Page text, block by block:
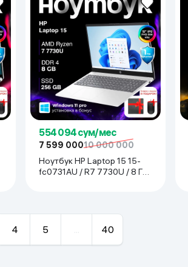
554 094 сум/мес
7 599 00010 000 000
Ноутбук HP Laptop 15 15-
fc0731AU / R7 7730U / 8 ГБ
4 5 40